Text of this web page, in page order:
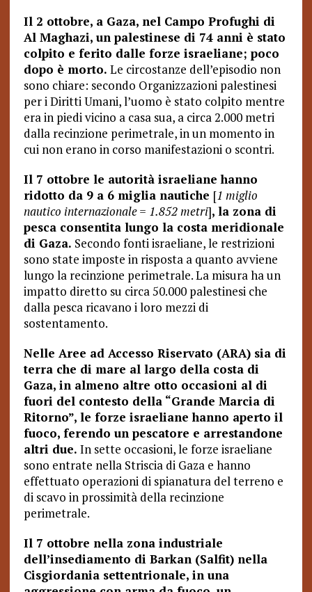
Il 2 ottobre, a Gaza, nel Campo Profughi di
Al Maghazi, un palestinese di 74 anni è stato
colpito e ferito dalle forze israeliane; poco
dopo è morto. Le circostanze dell’episodio non
sono chiare: secondo Organizzazioni palestinesi
per i Diritti Umani, l’uomo è stato colpito mentre
era in piedi vicino a casa sua, a circa 2.000 metri
dalla recinzione perimetrale, in un momento in
cui non erano in corso manifestazioni o scontri.
Il 7 ottobre le autorità israeliane hanno
ridotto da 9 a 6 miglia nautiche [1 miglio
nautico internazionale = 1.852 metri], la zona di
pesca consentita lungo la costa meridionale
di Gaza. Secondo fonti israeliane, le restrizioni
sono state imposte in risposta a quanto avviene
lungo la recinzione perimetrale. La misura ha un
impatto diretto su circa 50.000 palestinesi che
dalla pesca ricavano i loro mezzi di
sostentamento.
Nelle Aree ad Accesso Riservato (ARA) sia di
terra che di mare al largo della costa di
Gaza, in almeno altre otto occasioni al di
fuori del contesto della “Grande Marcia di
Ritorno”, le forze israeliane hanno aperto il
fuoco, ferendo un pescatore e arrestandone
altri due. In sette occasioni, le forze israeliane
sono entrate nella Striscia di Gaza e hanno
effettuato operazioni di spianatura del terreno e
di scavo in prossimità della recinzione
perimetrale.
Il 7 ottobre nella zona industriale
dell’insediamento di Barkan (Salfit) nella
Cisgiordania settentrionale, in una